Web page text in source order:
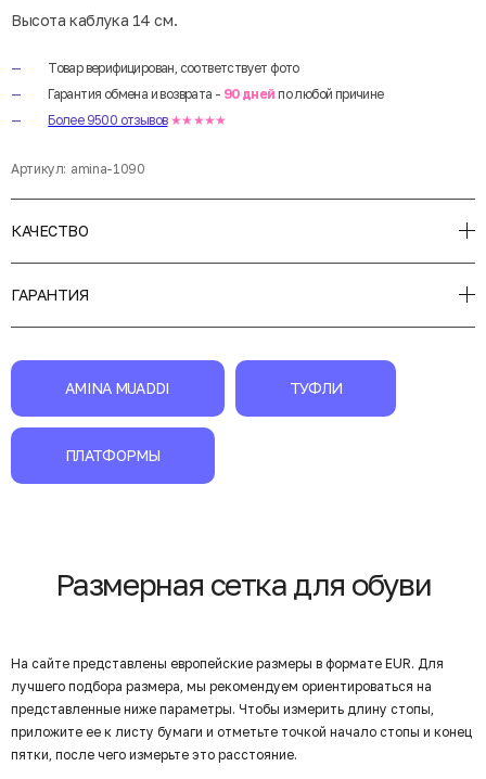
Высота каблука 14 см.
Товар верифицирован, соответствует фото
Гарантия обмена и возврата - 90 дней по любой причине
Более 9500 отзывов ★★★★★
Артикул: amina-1090
КАЧЕСТВО
ГАРАНТИЯ
AMINA MUADDI ТУФЛИ
ПЛАТФОРМЫ
Размерная сетка для обуви
На сайте представлены европейские размеры в формате EUR. Для
лучшего подбора размера, мы рекомендуем ориентироваться на
представленные ниже параметры. Чтобы измерить длину стопы,
приложите ее к листу бумаги и отметьте точкой начало стопы и конец
пятки, после чего измерьте это расстояние.